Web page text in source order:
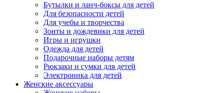
Бутылки и ланч-боксы для детей
Для безопасности детей
Для учебы и творчества
Зонты и дождевики для детей
Игры и игрушки
Одежда для детей
Подарочные наборы детям
Рюкзаки и сумки для детей
Электроника для детей
Женские аксессуары